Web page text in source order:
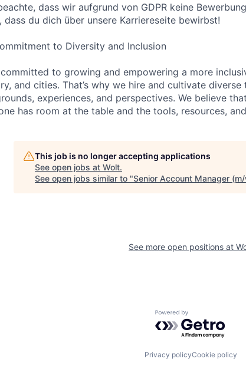
dass wir aufgrund von GDPR keine
dass du dich über unsere Karriereseite bewirbst!
to Diversity and Inclusion
committed to growing and empowering a more
and cities. That’s why we hire and cultivate
experiences, and perspectives. We believe
has room at the table and the tools, resources,
This job is no longer accepting applications
See open jobs at Wolt.
See open jobs similar to "Senior Account Manager
See more open positions at
Powered by
Privacy policyCookie policy